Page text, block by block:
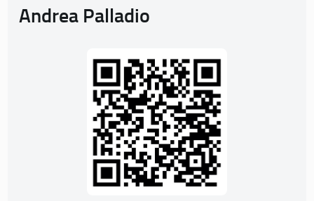
Andrea Palladio